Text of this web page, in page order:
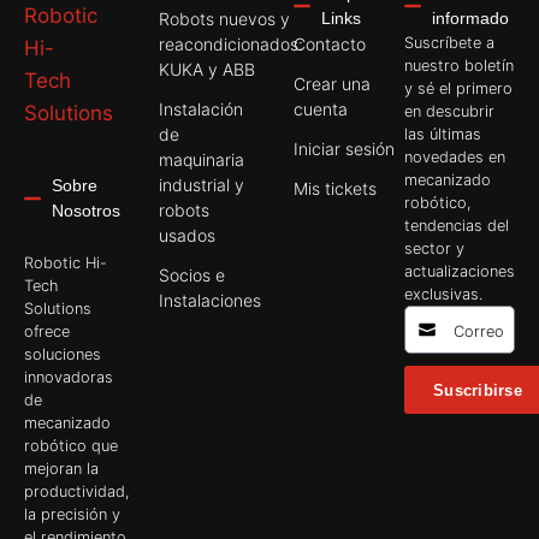
Sobre
Nosotros
Robotic Hi-
Tech
Solutions
ofrece
soluciones
innovadoras
de
mecanizado
robótico que
mejoran la
productividad,
la precisión y
Robots nuevos y
reacondicionados:
KUKA y ABB
Instalación
de
maquinaria
industrial y
robots
usados
Socios e
Instalaciones
Links
Contacto
Crear una
cuenta
Iniciar sesión
Mis tickets
informado
Suscríbete a
nuestro boletín
y sé el primero
en descubrir
las últimas
novedades en
mecanizado
robótico,
tendencias del
sector y
actualizaciones
exclusivas.
Suscribirse